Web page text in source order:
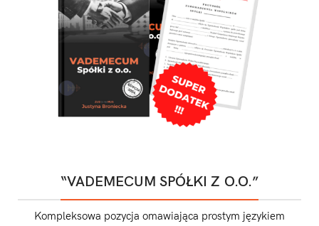
“VADEMECUM SPÓŁKI Z O.O.”
Kompleksowa pozycja omawiająca prostym językiem